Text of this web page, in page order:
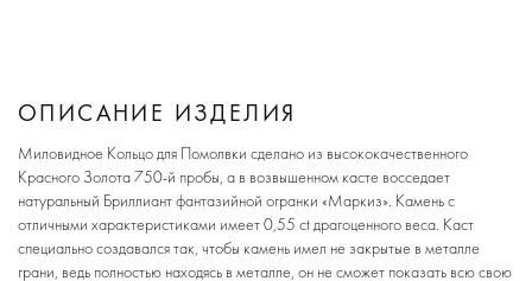
ОПИСАНИЕ ИЗДЕЛИЯ
Миловидное Кольцо для Помолвки сделано из высококачественного
Красного Золота 750-й пробы, а в возвышенном касте восседает
натуральный Бриллиант фантазийной огранки «Маркиз». Камень с
отличными характеристиками имеет 0,55 ct драгоценного веса. Каст
специально создавался так, чтобы камень имел не закрытые в металле
грани, ведь полностью находясь в металле, он не сможет показать всю свою